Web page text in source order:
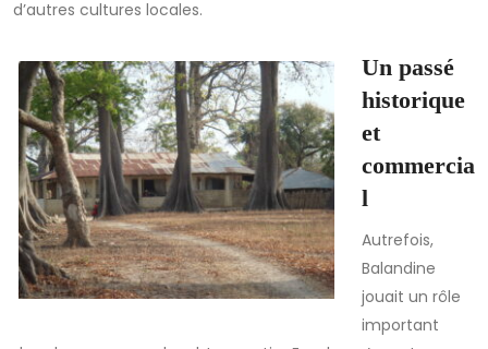
d’autres cultures locales.
Un passé
historique
et
commercia
l
Autrefois,
Balandine
jouait un rôle
important